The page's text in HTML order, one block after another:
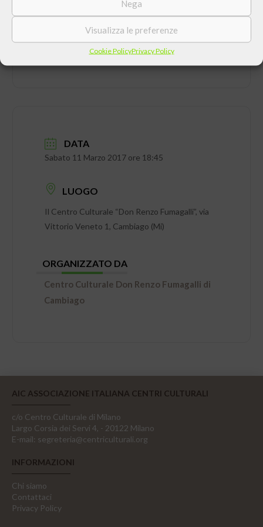
Nega
Visualizza le preferenze
Cookie PolicyPrivacy Policy
DATA
Sabato 11 Marzo 2017 ore 18:45
LUOGO
Il Centro Culturale “Don Renzo Fumagalli”, via
Vittorio Veneto 1, Cambiago (Mi)
ORGANIZZATO DA
Centro Culturale Don Renzo Fumagalli di
Cambiago
AIC ASSOCIAZIONE ITALIANA CENTRI CULTURALI
c/o Centro Culturale di Milano
Largo Corsia dei Servi 4, - 20122 Milano
E-mail: segreteria@centriculturali.org
INFORMAZIONI
Chi siamo
Contattaci
Privacy Policy